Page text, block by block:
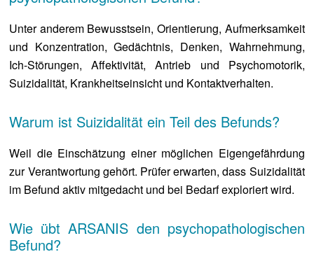
Unter anderem Bewusstsein, Orientierung, Aufmerksamkeit
und Konzentration, Gedächtnis, Denken, Wahrnehmung,
Ich-Störungen, Affektivität, Antrieb und Psychomotorik,
Suizidalität, Krankheitseinsicht und Kontaktverhalten.
Warum ist Suizidalität ein Teil des Befunds?
Weil die Einschätzung einer möglichen Eigengefährdung
zur Verantwortung gehört. Prüfer erwarten, dass Suizidalität
im Befund aktiv mitgedacht und bei Bedarf exploriert wird.
Wie übt ARSANIS den psychopathologischen
Befund?